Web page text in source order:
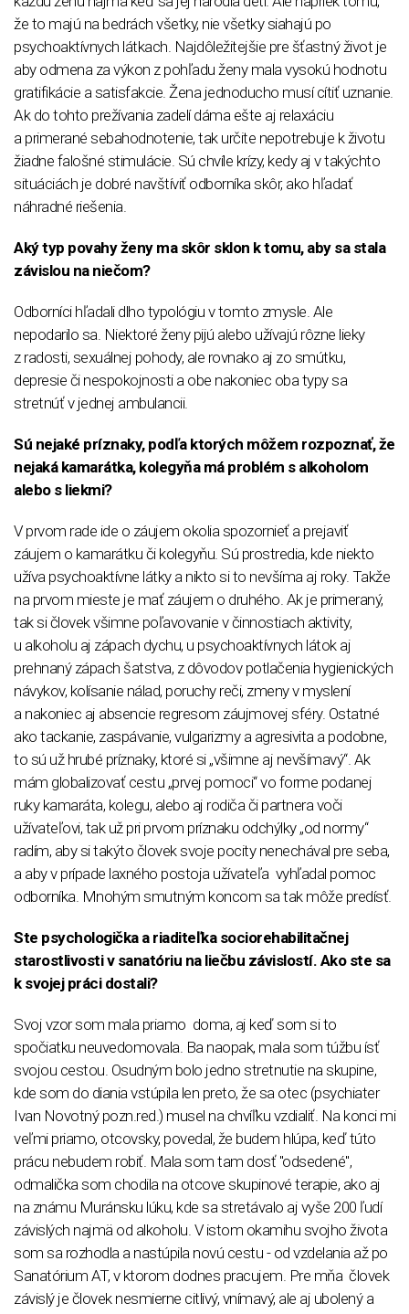
že to majú na bedrách všetky, nie všetky siahajú po
psychoaktívnych látkach. Najdôležitejšie pre šťastný život je
aby odmena za výkon z pohľadu ženy mala vysokú hodnotu
gratifikácie a satisfakcie. Žena jednoducho musí cítiť uznanie.
Ak do tohto prežívania zadelí dáma ešte aj relaxáciu
a primerané sebahodnotenie, tak určite nepotrebuje k životu
žiadne falošné stimulácie. Sú chvíle krízy, kedy aj v takýchto
situáciách je dobré navštíviť odborníka skôr, ako hľadať
náhradné riešenia.
Aký typ povahy ženy ma skôr sklon k tomu, aby sa stala
závislou na niečom?
Odborníci hľadali dlho typológiu v tomto zmysle. Ale
nepodarilo sa. Niektoré ženy pijú alebo užívajú rôzne lieky
z radosti, sexuálnej pohody, ale rovnako aj zo smútku,
depresie či nespokojnosti a obe nakoniec oba typy sa
stretnúť v jednej ambulancii.
Sú nejaké príznaky, podľa ktorých môžem rozpoznať, že
nejaká kamarátka, kolegyňa má problém s alkoholom
alebo s liekmi?
V prvom rade ide o záujem okolia spozornieť a prejaviť
záujem o kamarátku či kolegyňu. Sú prostredia, kde niekto
užíva psychoaktívne látky a nikto si to nevšíma aj roky. Takže
na prvom mieste je mať záujem o druhého. Ak je primeraný,
tak si človek všimne poľavovanie v činnostiach aktivity,
u alkoholu aj zápach dychu, u psychoaktívnych látok aj
prehnaný zápach šatstva, z dôvodov potlačenia hygienických
návykov, kolísanie nálad, poruchy reči, zmeny v myslení
a nakoniec aj absencie regresom záujmovej sféry. Ostatné
ako tackanie, zaspávanie, vulgarizmy a agresivita a podobne,
to sú už hrubé príznaky, ktoré si „všimne aj nevšímavý“. Ak
mám globalizovať cestu „prvej pomoci“ vo forme podanej
ruky kamaráta, kolegu, alebo aj rodiča či partnera voči
užívateľovi, tak už pri prvom príznaku odchýlky „od normy“
radím, aby si takýto človek svoje pocity nenechával pre seba,
a aby v prípade laxného postoja užívateľa vyhľadal pomoc
odborníka. Mnohým smutným koncom sa tak môže predísť.
Ste psychologička a riaditeľka sociorehabilitačnej
starostlivosti v sanatóriu na liečbu závislostí. Ako ste sa
k svojej práci dostali?
Svoj vzor som mala priamo doma, aj keď som si to
spočiatku neuvedomovala. Ba naopak, mala som túžbu ísť
svojou cestou. Osudným bolo jedno stretnutie na skupine,
kde som do diania vstúpila len preto, že sa otec (psychiater
Ivan Novotný pozn.red.) musel na chvíľku vzdialiť. Na konci mi
veľmi priamo, otcovsky, povedal, že budem hlúpa, keď túto
prácu nebudem robiť. Mala som tam dosť "odsedené",
odmalička som chodila na otcove skupinové terapie, ako aj
na známu Muránsku lúku, kde sa stretávalo aj vyše 200 ľudí
závislých najmä od alkoholu. V istom okamihu svojho života
som sa rozhodla a nastúpila novú cestu - od vzdelania až po
Sanatórium AT, v ktorom dodnes pracujem. Pre mňa človek
závislý je človek nesmierne citlivý, vnímavý, ale aj ubolený a